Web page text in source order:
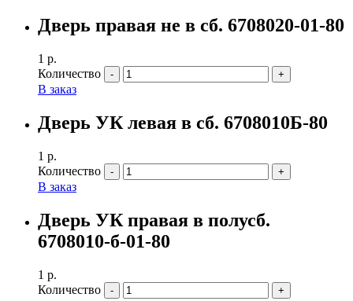
Дверь правая не в сб. 6708020-01-80
1 р.
Количество
В заказ
Дверь УК левая в сб. 6708010Б-80
1 р.
Количество
В заказ
Дверь УК правая в полусб.
6708010-б-01-80
1 р.
Количество